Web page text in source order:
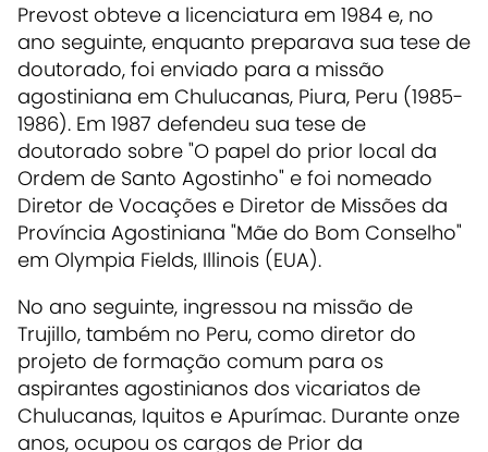
Prevost obteve a licenciatura em 1984 e, no
ano seguinte, enquanto preparava sua tese de
doutorado, foi enviado para a missão
agostiniana em Chulucanas, Piura, Peru (1985-
1986). Em 1987 defendeu sua tese de
doutorado sobre "O papel do prior local da
Ordem de Santo Agostinho" e foi nomeado
Diretor de Vocações e Diretor de Missões da
Província Agostiniana "Mãe do Bom Conselho"
em Olympia Fields, Illinois (EUA).
No ano seguinte, ingressou na missão de
Trujillo, também no Peru, como diretor do
projeto de formação comum para os
aspirantes agostinianos dos vicariatos de
Chulucanas, Iquitos e Apurímac. Durante onze
anos, ocupou os cargos de Prior da